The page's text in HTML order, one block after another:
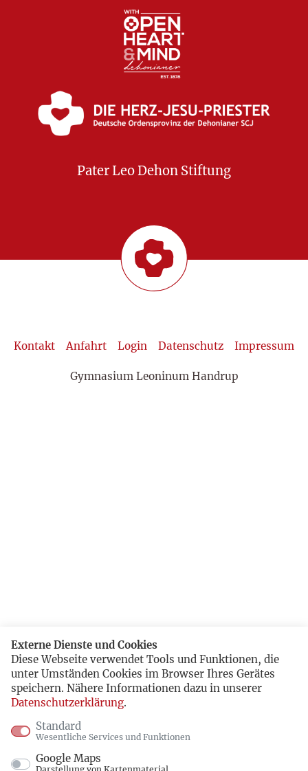
Pater Leo Dehon Stiftung
Kontakt Anfahrt Login Datenschutz Impressum
Gymnasium Leoninum Handrup
Externe Dienste und Cookies
Diese Webseite verwendet Tools und Funktionen, die
unter Umständen Cookies im Browser Ihres Gerätes
speichern. Nähere Informationen dazu in unserer
Datenschutzerklärung.
Standard
Wesentliche Services und Funktionen
Google Maps